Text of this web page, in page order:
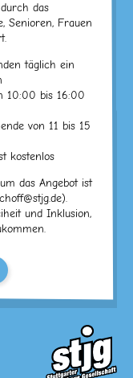
das
Senioren, Frauen
täglich ein
10:00 bis 16:00
von 11 bis 15
kostenlos
das Angebot ist
und Inklusion,